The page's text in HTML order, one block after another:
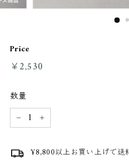
Price
通
金
￥2,530
数量
− +
¥8,800以上お買い上げで送